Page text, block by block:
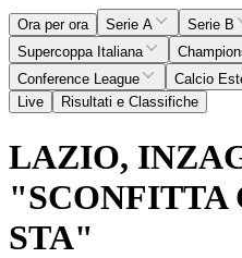
Ora per ora Serie A Serie B
Supercoppa Italiana
Conference League
Calcio
Live
Risultati e Classifiche
LAZIO,
"SCONFITTA
STA"